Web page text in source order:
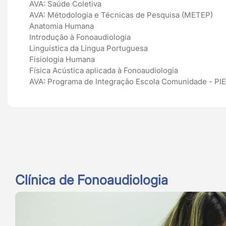
AVA: Saúde Coletiva
AVA: Métodologia e Técnicas de Pesquisa (METEP)
Anatomia Humana
Introdução à Fonoaudiologia
Linguística da Língua Portuguesa
Fisiologia Humana
Física Acústica aplicada à Fonoaudiologia
AVA: Programa de Integração Escola Comunidade -
Clínica de Fonoaudiologia